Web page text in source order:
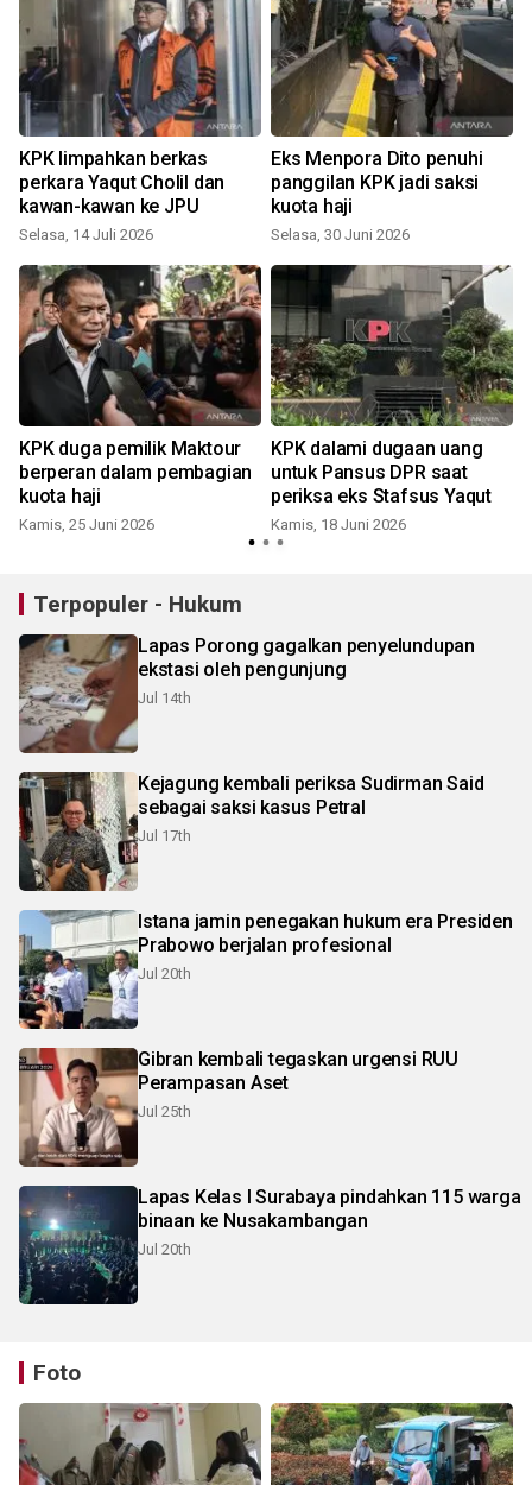
KPK limpahkan berkas
perkara Yaqut Cholil dan
kawan-kawan ke JPU
Selasa, 14 Juli 2026
Eks Menpora Dito penuhi
panggilan KPK jadi saksi
kuota haji
Selasa, 30 Juni 2026
KPK duga pemilik Maktour
berperan dalam pembagian
kuota haji
Kamis, 25 Juni 2026
KPK dalami dugaan uang
untuk Pansus DPR saat
periksa eks Stafsus Yaqut
Kamis, 18 Juni 2026
Terpopuler - Hukum
Lapas Porong gagalkan penyelundupan
ekstasi oleh pengunjung
Jul 14th
Kejagung kembali periksa Sudirman Said
sebagai saksi kasus Petral
Jul 17th
Istana jamin penegakan hukum era Presiden
Prabowo berjalan profesional
Jul 20th
Gibran kembali tegaskan urgensi RUU
Perampasan Aset
Jul 25th
Lapas Kelas I Surabaya pindahkan 115 warga
binaan ke Nusakambangan
Jul 20th
Foto